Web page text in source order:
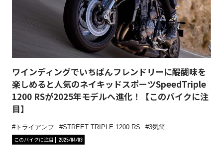
ワインディングでいちばんフレンドリーに醍醐味を
楽しめると人気のネイキッドスポーツSpeedTriple
1200 RSが2025年モデルへ進化！【このバイクに注
目】
トライアンフ STREET TRIPLE 1200 RS
3気筒
このバイクに注目
2025/04/03